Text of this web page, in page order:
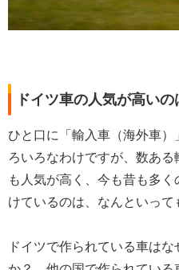
ドイツ車の人気が高いの
ひと口に「輸入車（海外車
ろいろなわけですが、数あ
も人気が高く、今も昔も多く
けているのは、なんといって
ドイツで作られている車は